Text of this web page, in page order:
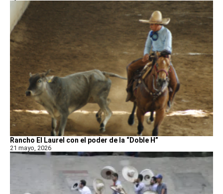
Rancho El Laurel con el poder de la “Doble H”
21 mayo, 2026